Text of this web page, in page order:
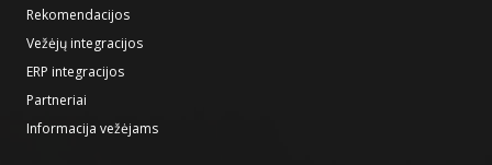
Rekomendacijos
Vežėjų integracijos
ERP integracijos
Partneriai
Informacija vežėjams